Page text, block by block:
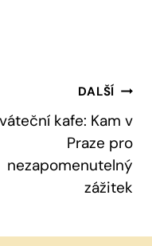
DALŠÍ
kafe: Kam v
Praze pro
nezapomenutelný
zážitek